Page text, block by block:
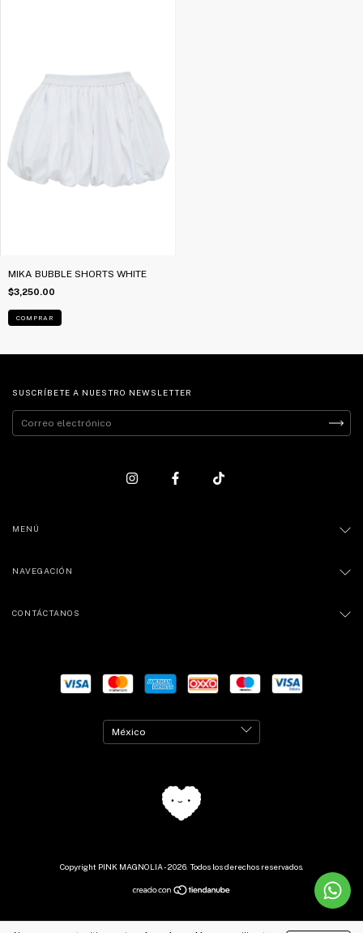
MIKA BUBBLE SHORTS WHITE
$3,250.00
COMPRAR
SUSCRÍBETE A NUESTRO NEWSLETTER
MENÚ
NAVEGACIÓN
CONTÁCTANOS
Copyright PINK MAGNOLIA - 2026. Todos los derechos reservados.